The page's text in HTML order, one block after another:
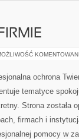
ochrona
tematyce
Strona została
firmach i
pomocy w